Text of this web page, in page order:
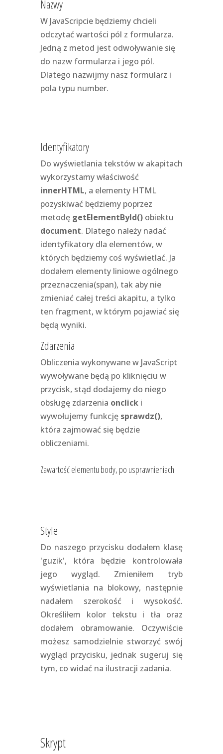
Nazwy
W JavaScripcie będziemy chcieli
odczytać wartości pól z formularza.
Jedną z metod jest odwoływanie się
do nazw formularza i jego pól.
Dlatego nazwijmy nasz formularz i
pola typu number.
Identyfikatory
Do wyświetlania tekstów w akapitach
wykorzystamy właściwość
innerHTML, a elementy HTML
pozyskiwać będziemy poprzez
metodę getElementById()obiektu
document. Dlatego należy nadać
identyfikatory dla elementów, w
których będziemy coś wyświetlać. Ja
dodałem elementy liniowe ogólnego
przeznaczenia(span), tak aby nie
zmieniać całej treści akapitu, a tylko
ten fragment, w którym pojawiać się
będą wyniki.
Zdarzenia
Obliczenia wykonywane w JavaScript
wywoływane będą po kliknięciu w
przycisk, stąd dodajemy do niego
obsługę zdarzenia onclicki
wywołujemy funkcję sprawdz(),
która zajmować się będzie
obliczeniami.
Zawartość elementu body, po usprawnieniach
Style
Do naszego przycisku dodałem klasę
'guzik', która będzie kontrolowała
jego wygląd. Zmieniłem tryb
wyświetlania na blokowy, następnie
nadałem szerokość i wysokość.
Określiłem kolor tekstu i tła oraz
dodałem obramowanie. Oczywiście
możesz samodzielnie stworzyć swój
wygląd przycisku, jednak sugeruj się
tym, co widać na ilustracji zadania.
Skrypt